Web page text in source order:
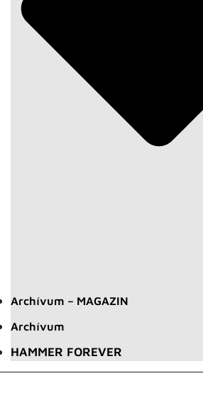
Archívum – MAGAZIN
Archívum
HAMMER FOREVER